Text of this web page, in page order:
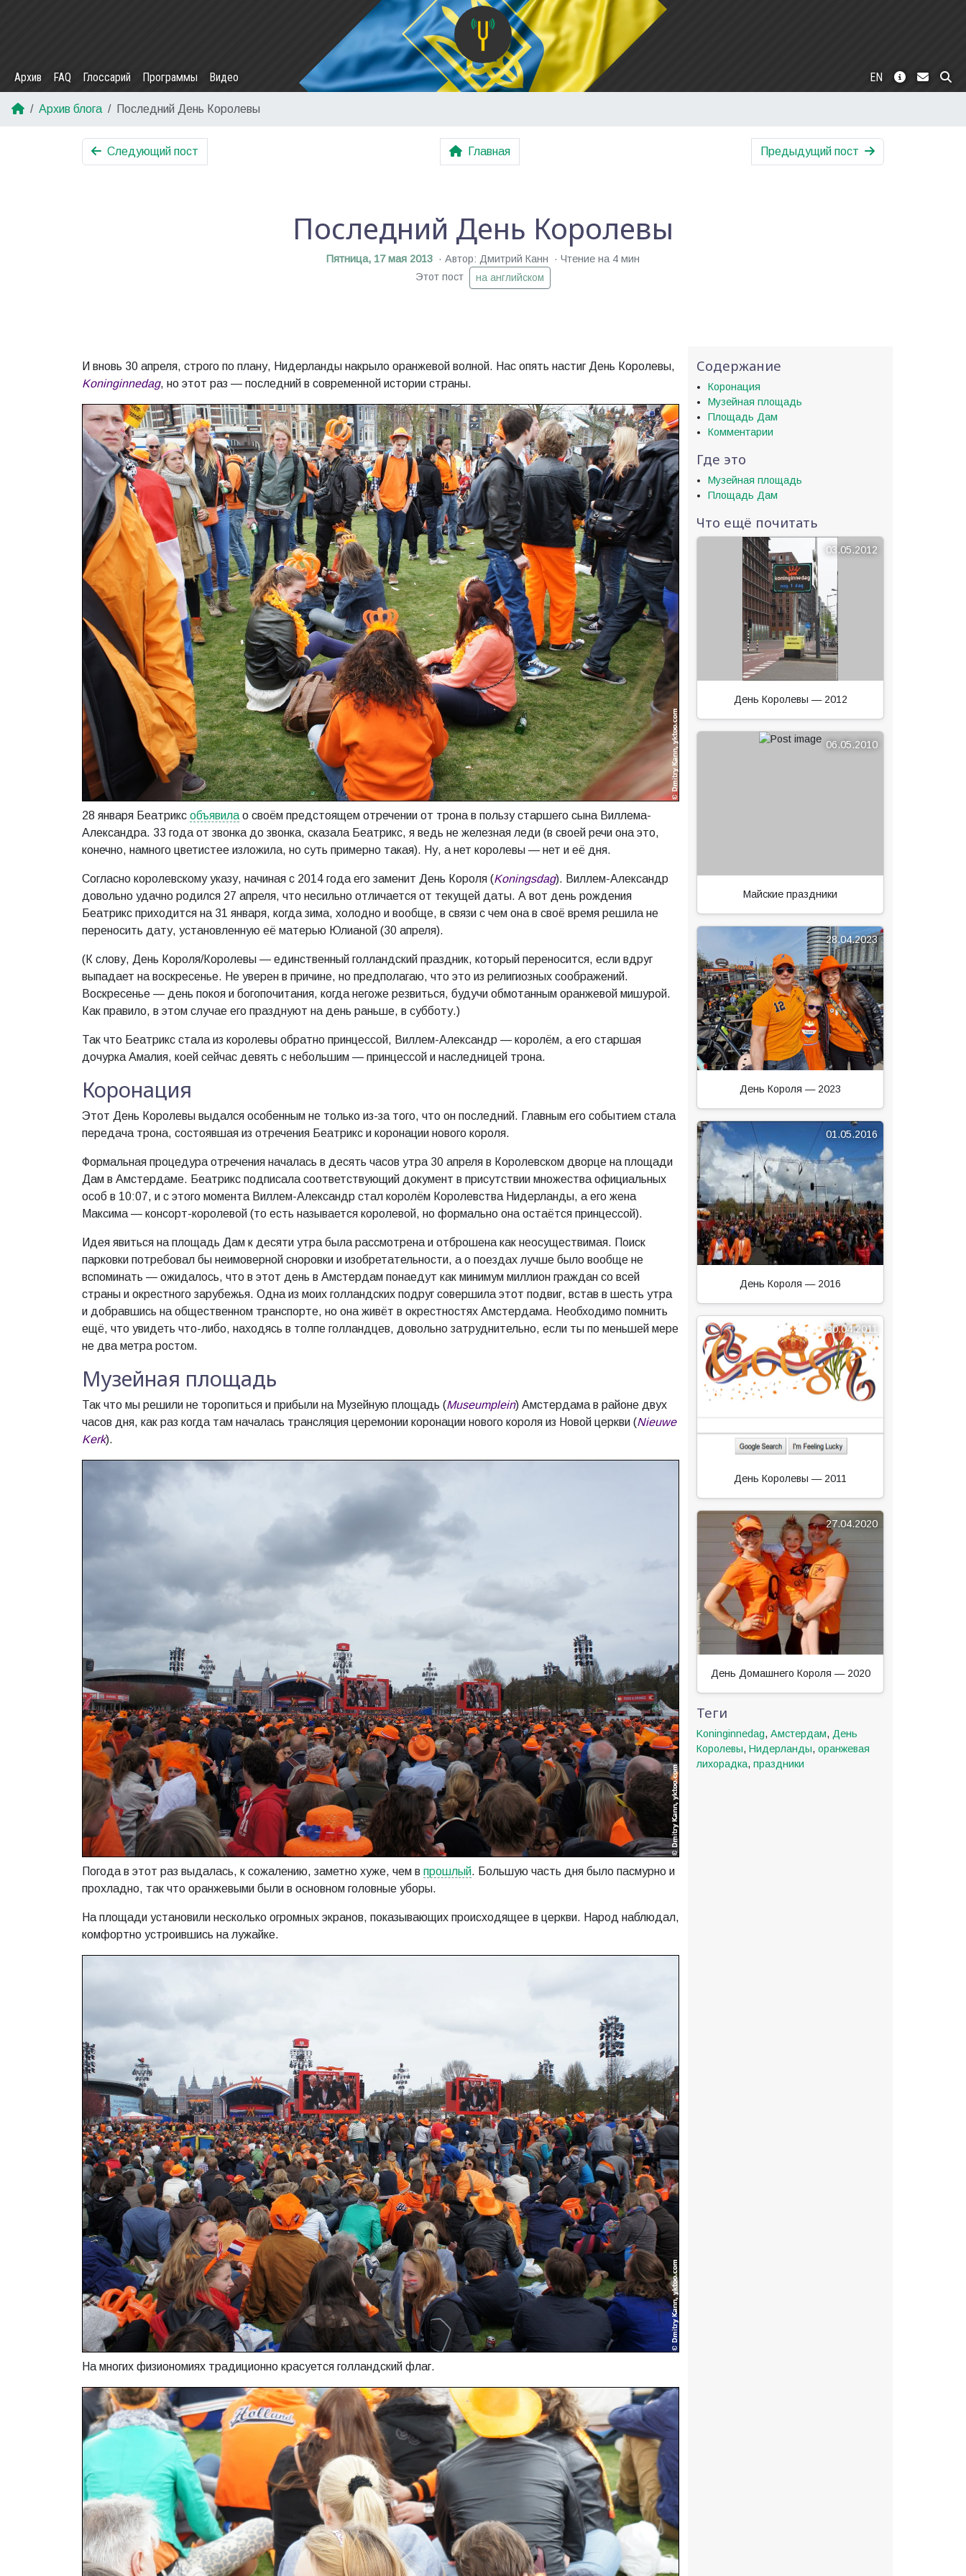
Архив FAQ Глоссарий Программы Видео EN
Архив блога Последний День Королевы
Следующий пост Главная Предыдущий пост
Последний День Королевы
Пятница, 17 мая 2013 Автор: Дмитрий Канн
Чтение на 4 мин
Этот пост
на английском
И вновь 30 апреля, строго по плану, Нидерланды накрыло оранжевой волной. Нас опять настиг День Королевы,
Koninginnedag, но этот раз — последний в современной истории страны.
28 января Беатрикс объявила о своём предстоящем отречении от трона в пользу старшего сына Виллема-
Александра. 33 года от звонка до звонка, сказала Беатрикс, я ведь не железная леди (в своей речи она это,
конечно, намного цветистее изложила, но суть примерно такая). Ну, а нет королевы — нет и её дня.
Согласно королевскому указу, начиная с 2014 года его заменит День Короля (Koningsdag). Виллем-Александр
довольно удачно родился 27 апреля, что несильно отличается от текущей даты. А вот день рождения
Беатрикс приходится на 31 января, когда зима, холодно и вообще, в связи с чем она в своё время решила не
переносить дату, установленную её матерью Юлианой (30 апреля).
(К слову, День Короля/Королевы — единственный голландский праздник, который переносится, если вдруг
выпадает на воскресенье. Не уверен в причине, но предполагаю, что это из религиозных соображений.
Воскресенье — день покоя и богопочитания, когда негоже резвиться, будучи обмотанным оранжевой мишурой.
Как правило, в этом случае его празднуют на день раньше, в субботу.)
Так что Беатрикс стала из королевы обратно принцессой, Виллем-Александр — королём, а его старшая
дочурка Амалия, коей сейчас девять с небольшим — принцессой и наследницей трона.
Коронация
Этот День Королевы выдался особенным не только из-за того, что он последний. Главным его событием стала
передача трона, состоявшая из отречения Беатрикс и коронации нового короля.
Формальная процедура отречения началась в десять часов утра 30 апреля в Королевском дворце на площади
Дам в Амстердаме. Беатрикс подписала соответствующий документ в присутствии множества официальных
особ в 10:07, и с этого момента Виллем-Александр стал королём Королевства Нидерланды, а его жена
Максима — консорт-королевой (то есть называется королевой, но формально она остаётся принцессой).
Идея явиться на площадь Дам к десяти утра была рассмотрена и отброшена как неосуществимая. Поиск
парковки потребовал бы неимоверной сноровки и изобретательности, а о поездах лучше было вообще не
вспоминать — ожидалось, что в этот день в Амстердам понаедут как минимум миллион граждан со всей
страны и окрестного зарубежья. Одна из моих голландских подруг совершила этот подвиг, встав в шесть утра
и добравшись на общественном транспорте, но она живёт в окрестностях Амстердама. Необходимо помнить
ещё, что увидеть что-либо, находясь в толпе голландцев, довольно затруднительно, если ты по меньшей мере
не два метра ростом.
Музейная площадь
Так что мы решили не торопиться и прибыли на Музейную площадь (Museumplein) Амстердама в районе двух
часов дня, как раз когда там началась трансляция церемонии коронации нового короля из Новой церкви (Nieuwe
Kerk).
Погода в этот раз выдалась, к сожалению, заметно хуже, чем в прошлый. Большую часть дня было пасмурно и
прохладно, так что оранжевыми были в основном головные уборы.
На площади установили несколько огромных экранов, показывающих происходящее в церкви. Народ наблюдал,
комфортно устроившись на лужайке.
На многих физиономиях традиционно красуется голландский флаг.
Содержание
Коронация
Музейная площадь
Площадь Дам
Комментарии
Где это
Музейная площадь
Площадь Дам
Что ещё почитать
03.05.2012
День Королевы — 2012
06.05.2010
Майские праздники
28.04.2023
День Короля — 2023
01.05.2016
День Короля — 2016
30.04.2011
День Королевы — 2011
27.04.2020
День Домашнего Короля — 2020
Теги
Koninginnedag, Амстердам, День
Королевы, Нидерланды, оранжевая
лихорадка, праздники